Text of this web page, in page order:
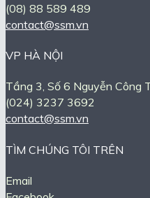
(08) 88 589 489
contact@ssm.vn
VP HÀ NỘI
Tầng 3, Số 6 Nguyễn Công
(024) 3237 3692
contact@ssm.vn
TÌM CHÚNG TÔI TRÊN
Email